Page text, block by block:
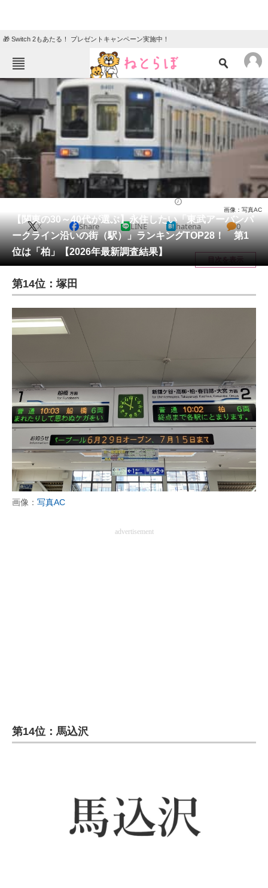
🎁 Switch 2もあたる！ プレゼントキャンペーン実施中！
ねとらぼメニュー
TOP ニュース
エンタメ
グルメ 地域
住まい 教育・育児
動物 リサーチ
会員記事
メディア
注目記事を集めた総合ページ
ITの今と未来を見通す
スマホと通信の最新トレンド
進化するPCとデバイスの未来
好きが集まる 比べて選べる
ビジネスと働き方のヒント
AI活用のいまが分かる
企業ITのトレンドを詳説
経営リーダーのコミュニティ
マーケ×ITの今がよく分かる
建設×テクノロジーの最前線
【関東の30～40代が選ぶ】永住したい「東武アーバンパ
ークライン沿いの街（駅）」ランキングTOP28！ 第1
位は「柏」【2026年最新調査結果】
画像：写真AC
X Share LINE hatena 0
目次を表示
第14位：塚田
画像： 写真AC
advertisement
第14位：馬込沢